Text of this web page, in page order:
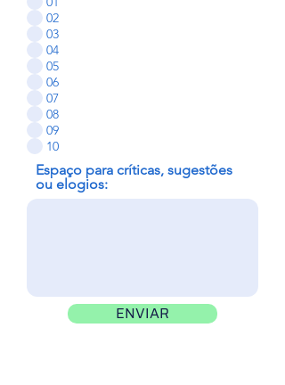
02
03
04
05
06
07
08
09
10
Espaço para críticas, sugestões
ou elogios:
ENVIAR